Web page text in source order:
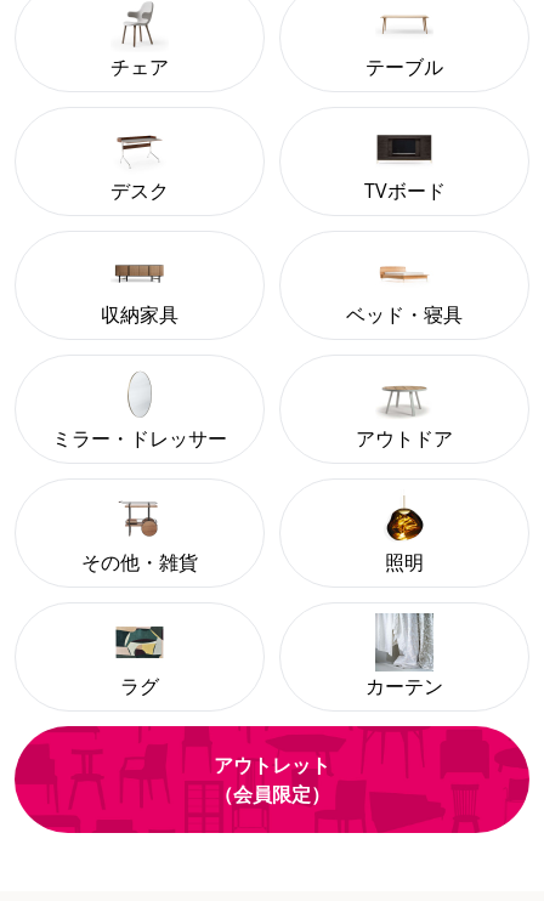
チェア テーブル
デスク TVボード
収納家具 ベッド・寝具
ミラー・ドレッサー アウトドア
その他・雑貨 照明
ラグ カーテン
アウトレット
（会員限定）